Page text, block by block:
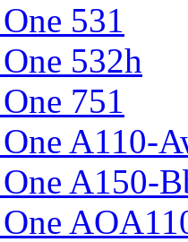
531
532h
751
A110-
A150-